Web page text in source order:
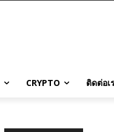
CRYPTO ติดต่อเ